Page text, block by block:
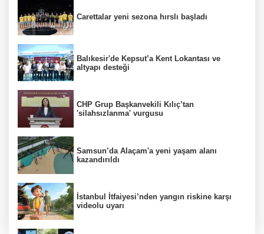
Carettalar yeni sezona hırslı başladı
Balıkesir'de Kepsut’a Kent Lokantası ve
altyapı desteği
CHP Grup Başkanvekili Kılıç’tan
'silahsızlanma' vurgusu
Samsun’da Alaçam'a yeni yaşam alanı
kazandırıldı
İstanbul İtfaiyesi’nden yangın riskine karşı
videolu uyarı